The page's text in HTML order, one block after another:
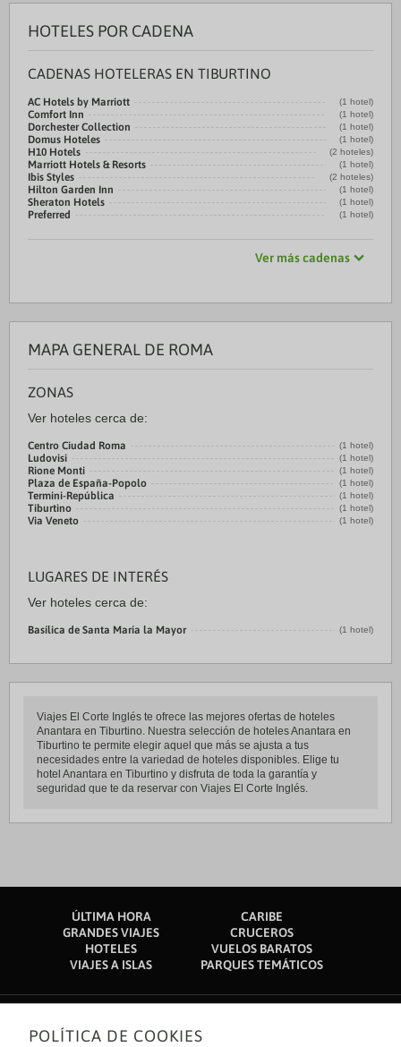
HOTELES POR CADENA
CADENAS HOTELERAS EN TIBURTINO
AC Hotels by Marriott (1 hotel)
Comfort Inn (1 hotel)
Dorchester Collection (1 hotel)
Domus Hoteles (1 hotel)
H10 Hotels (2 hoteles)
Marriott Hotels & Resorts (1 hotel)
Ibis Styles (2 hoteles)
Hilton Garden Inn (1 hotel)
Sheraton Hotels (1 hotel)
Preferred (1 hotel)
Ver más cadenas
MAPA GENERAL DE ROMA
ZONAS
Ver hoteles cerca de:
Centro Ciudad Roma (1 hotel)
Ludovisi (1 hotel)
Rione Monti (1 hotel)
Plaza de España-Popolo (1 hotel)
Termini-República (1 hotel)
Tiburtino (1 hotel)
Via Veneto (1 hotel)
LUGARES DE INTERÉS
Ver hoteles cerca de:
Basílica de Santa María la Mayor (1 hotel)
Viajes El Corte Inglés te ofrece las mejores ofertas de hoteles
Anantara en Tiburtino. Nuestra selección de hoteles Anantara en
Tiburtino te permite elegir aquel que más se ajusta a tus
necesidades entre la variedad de hoteles disponibles. Elige tu
hotel Anantara en Tiburtino y disfruta de toda la garantía y
seguridad que te da reservar con Viajes El Corte Inglés.
ÚLTIMA HORA
CARIBE
GRANDES VIAJES
CRUCEROS
HOTELES
VUELOS BARATOS
VIAJES A ISLAS
PARQUES TEMÁTICOS
Sobre nosotros
POLÍTICA DE COOKIES